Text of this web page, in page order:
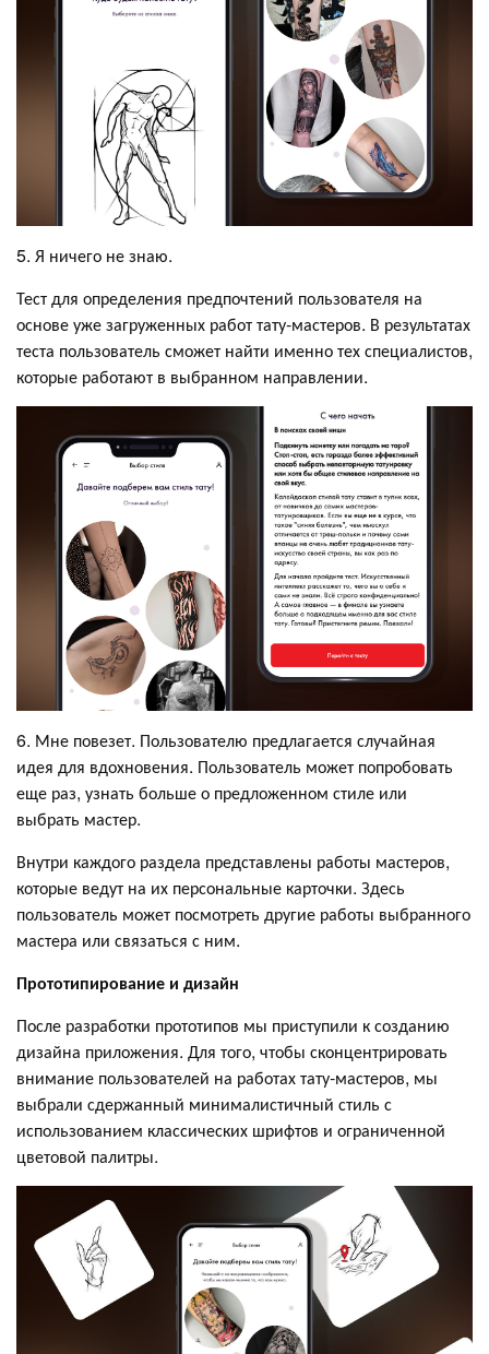
5. Я ничего не знаю.
Тест для определения предпочтений пользователя на
основе уже загруженных работ тату-мастеров. В результатах
теста пользователь сможет найти именно тех специалистов,
которые работают в выбранном направлении.
6. Мне повезет. Пользователю предлагается случайная
идея для вдохновения. Пользователь может попробовать
еще раз, узнать больше о предложенном стиле или
выбрать мастер.
Внутри каждого раздела представлены работы мастеров,
которые ведут на их персональные карточки. Здесь
пользователь может посмотреть другие работы выбранного
мастера или связаться с ним.
Прототипирование и дизайн
После разработки прототипов мы приступили к созданию
дизайна приложения. Для того, чтобы сконцентрировать
внимание пользователей на работах тату-мастеров, мы
выбрали сдержанный минималистичный стиль с
использованием классических шрифтов и ограниченной
цветовой палитры.